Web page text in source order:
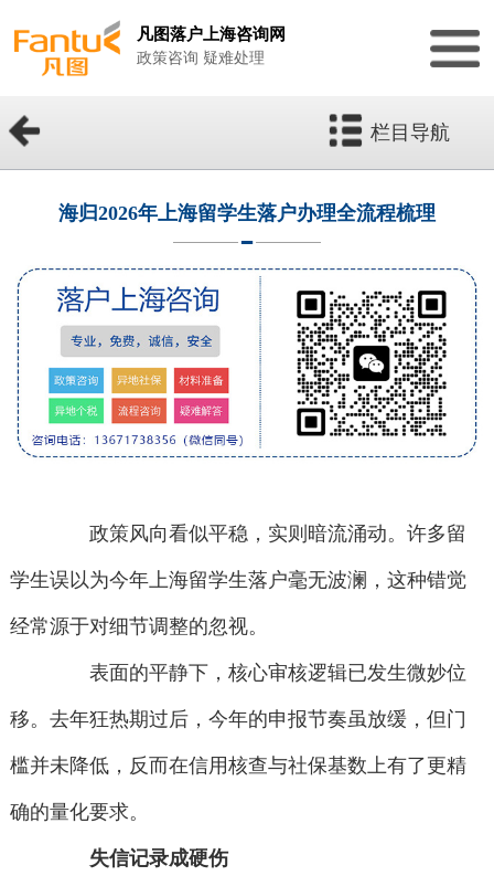
凡图落户上海咨询网
政策咨询 疑难处理
栏目导航
海归2026年上海留学生落户办理全流程梳理
政策风向看似平稳，实则暗流涌动。许多留
学生误以为今年上海留学生落户毫无波澜，这种错觉
经常源于对细节调整的忽视。
表面的平静下，核心审核逻辑已发生微妙位
移。去年狂热期过后，今年的申报节奏虽放缓，但门
槛并未降低，反而在信用核查与社保基数上有了更精
确的量化要求。
失信记录成硬伤